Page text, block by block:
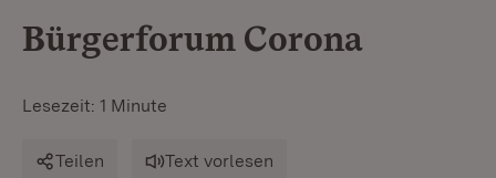
Bürgerforum Corona
Lesezeit: 1 Minute
Teilen Text vorlesen